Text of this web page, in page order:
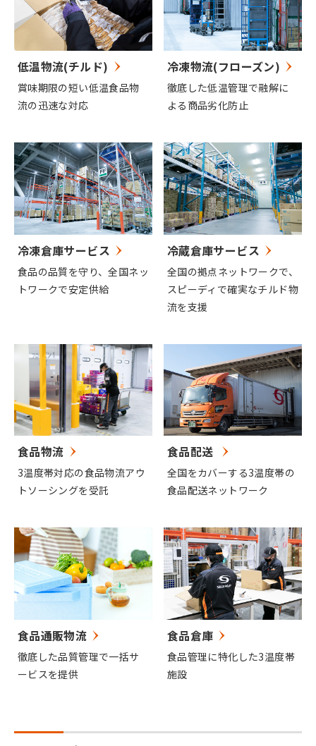
低温物流(チルド)
賞味期限の短い低温食品物
流の迅速な対応
冷凍物流(フローズン)
徹底した低温管理で融解に
よる商品劣化防止
冷凍倉庫サービス
食品の品質を守り、全国ネッ
トワークで安定供給
冷蔵倉庫サービス
全国の拠点ネットワークで、
スピーディで確実なチルド物
流を支援
食品物流
3温度帯対応の食品物流アウ
トソーシングを受託
食品配送
全国をカバーする3温度帯の
食品配送ネットワーク
食品通販物流
徹底した品質管理で一括サ
ービスを提供
食品倉庫
食品管理に特化した3温度帯
施設